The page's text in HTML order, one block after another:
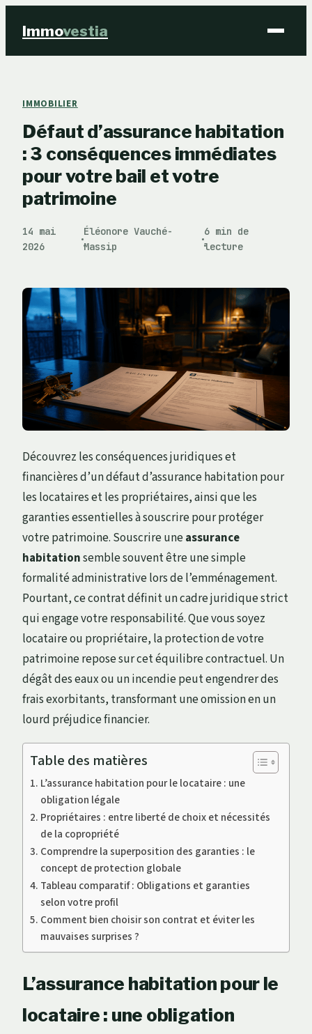
Immovestia
Immobilier
Éducation & Emploi
IMMOBILIER
Défaut d’assurance habitation
: 3 conséquences immédiates
pour votre bail et votre
patrimoine
14 mai
2026
·
Éléonore Vauché-
Massip
·
6 min de
lecture
Découvrez les conséquences juridiques et
financières d’un défaut d’assurance habitation pour
les locataires et les propriétaires, ainsi que les
garanties essentielles à souscrire pour protéger
votre patrimoine. Souscrire uneassurance
habitationsemble souvent être une simple
formalité administrative lors de l’emménagement.
Pourtant, ce contrat définit un cadre juridique strict
qui engage votre responsabilité. Que vous soyez
locataire ou propriétaire, la protection de votre
patrimoine repose sur cet équilibre contractuel. Un
dégât des eaux ou un incendie peut engendrer des
frais exorbitants, transformant une omission en un
lourd préjudice financier.
Table des matières
L’assurance habitation pour le locataire : une
obligation légale
Propriétaires : entre liberté de choix et nécessités
de la copropriété
Comprendre la superposition des garanties : le
concept de protection globale
Tableau comparatif : Obligations et garanties
selon votre profil
Comment bien choisir son contrat et éviter les
mauvaises surprises ?
L’assurance habitation pour le
locataire : une obligation